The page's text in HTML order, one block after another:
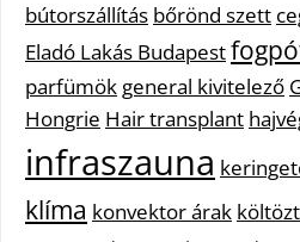
bútorszállítás bőrönd szett
Eladó Lakás Budapest
parfümök general kivitelező
Hongrie Hair transplant
infraszauna
klíma konvektor árak